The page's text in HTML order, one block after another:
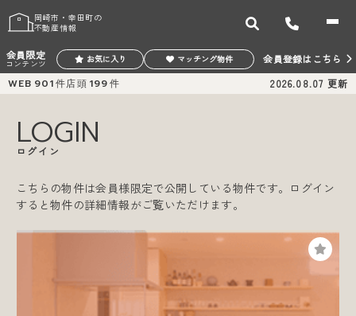
岡崎市・幸田町の
不動産情報
会員限定
コンテンツ お気に入り マッチング物件 会員登録はこちら
WEB 901件店頭 199件 2026.08.07 更新
LOGIN
ログイン
こちらの物件は会員様限定で公開している物件です。ログイン
すると物件の詳細情報がご覧いただけます。